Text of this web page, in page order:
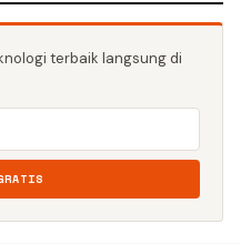
terbaik langsung di